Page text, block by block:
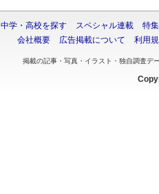
中学・高校を探す スペシャル連載
特集
会社概要
広告掲載について 利用
掲載の記事・写真・イラスト・独自調査デ